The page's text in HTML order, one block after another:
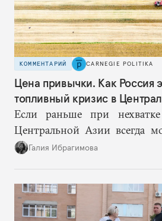
КОММЕНТАРИЙ CARNEGIE POLITIKA
Цена привычки. Как Россия
топливный кризис в
Если раньше при
Центральной Азии всегда
Москве за
Галия Ибрагимова